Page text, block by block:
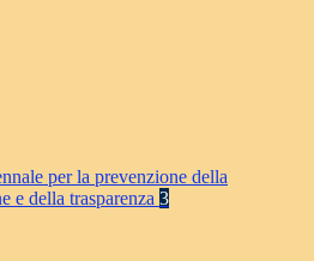
per la prevenzione della
e della trasparenza 3